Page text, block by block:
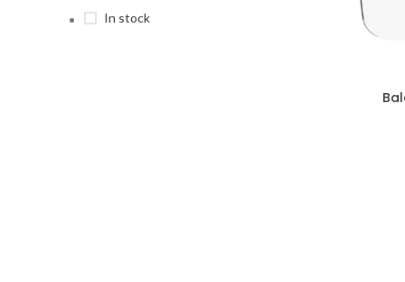
In stock